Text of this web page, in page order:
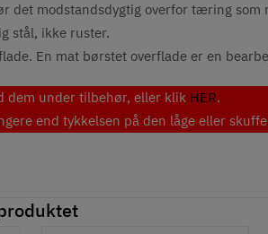
det modstandsdygtig overfor tæring
stål, ikke ruster.
En mat børstet overflade er en
dem under tilbehør, eller klik HER.
end tykkelsen på den låge eller